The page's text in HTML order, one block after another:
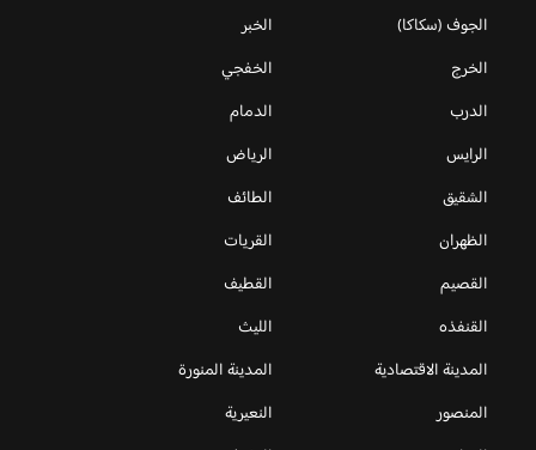
الجوف (سكاكا)
الخبر
الخرج
الخفجي
الدرب
الدمام
الرايس
الرياض
الشقيق
الطائف
الظهران
القريات
القصيم
القطيف
القنفذه
الليث
المدينة الاقتصادية
المدينة المنورة
المنصور
النعيرية